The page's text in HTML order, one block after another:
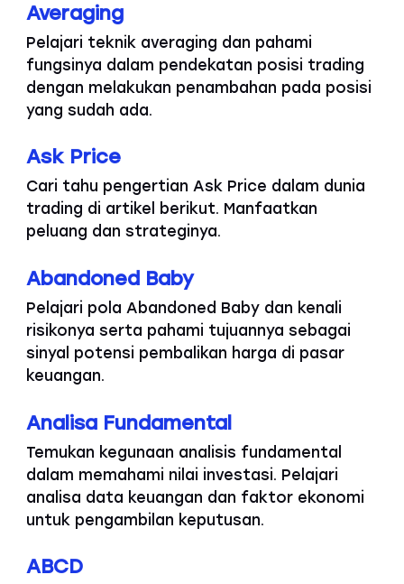
Averaging
Pelajari teknik averaging dan pahami
fungsinya dalam pendekatan posisi trading
dengan melakukan penambahan pada posisi
yang sudah ada.
Ask Price
Cari tahu pengertian Ask Price dalam dunia
trading di artikel berikut. Manfaatkan
peluang dan strateginya.
Abandoned Baby
Pelajari pola Abandoned Baby dan kenali
risikonya serta pahami tujuannya sebagai
sinyal potensi pembalikan harga di pasar
keuangan.
Analisa Fundamental
Temukan kegunaan analisis fundamental
dalam memahami nilai investasi. Pelajari
analisa data keuangan dan faktor ekonomi
untuk pengambilan keputusan.
ABCD